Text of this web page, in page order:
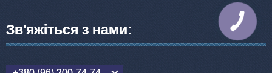
Зв'яжіться з нами:
КНОПКА
ЗВ'ЯЗКУ